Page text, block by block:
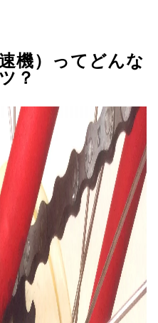
機）ってどんな
？